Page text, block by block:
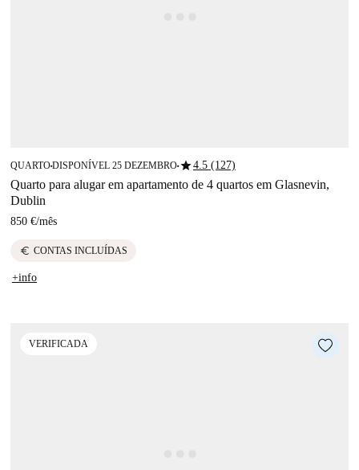
QUARTO■DISPONÍVEL 25 DEZEMBRO■star4.5 (127)
Quarto para alugar em apartamento de 4 quartos em Glasnevin,
Dublin
850 €/mês
euro CONTAS INCLUÍDAS
+info
VERIFICADA